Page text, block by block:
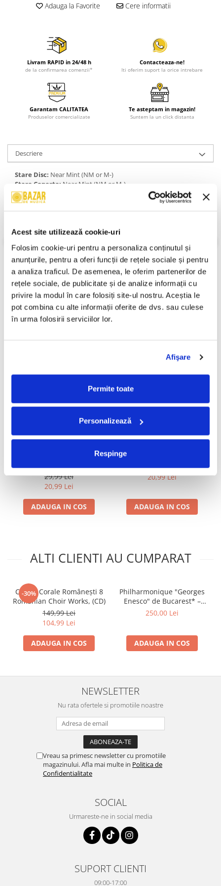
Acest site utilizează cookie-uri
Folosim cookie-uri pentru a personaliza conținutul și
anunțurile, pentru a oferi funcții de rețele sociale și pentru
a analiza traficul. De asemenea, le oferim partenerilor de
rețele sociale, de publicitate și de analize informații cu
privire la modul în care folosiți site-ul nostru. Aceștia le
pot combina cu alte informații oferite de dvs. sau culese
în urma folosirii serviciilor lor.
Afişare
Permite toate
Personalizează
Respinge
Adauga la Favorite Cere informatii
Livram RAPID in 24/48 h
de la confirmarea comenzii*
Contacteaza-ne!
Iti oferim suport la orice intrebare
Garantam CALITATEA
Produselor comercializate
Te asteptam in magazin!
Suntem la un click distanta
Descriere
Stare Disc: Near Mint (NM or M-)
Stare Coperta: Near Mint (NM or M-)
Informatii conformitate produs
PRODUSE ALTERNATIVE
Aperto – 20 , (CD)
50,00 Lei
35,00 Lei
-30%
Cvartetul Voces - Berühmte
Zugaben Für
ADAUGA IN COS
FRECVENT CUMPARATE
IMPREUNA
Minisong - O, Brad Frumos,
29,99 Lei
20,99 Lei
ADAUGA IN COS
-30%
Nicolae Herlea – O Sole Mio
29,99 Lei
20,99 Lei
ADAUGA IN COS
ALTI CLIENTI AU CUMPARAT
-30%
Creații Corale Românești 8
Romanian Choir Works, (CD)
149,99 Lei
104,99 Lei
ADAUGA IN COS
Philharmonique "Georges
Enesco" de Bucarest* –
Enesco / Strauss (CD)
250,00 Lei
ADAUGA IN COS
NEWSLETTER
Nu rata ofertele si promotiile noastre
Vreau sa primesc newsletter cu promotiile
magazinului. Afla mai multe in Politica de
Confidentialitate
SOCIAL
Urmareste-ne in social media
SUPORT CLIENTI
09:00-17:00